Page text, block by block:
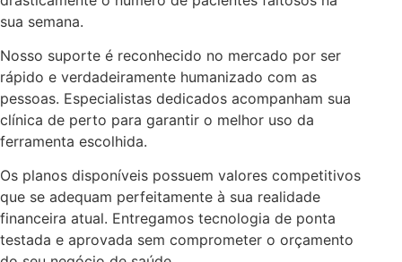
sua semana.
Nosso suporte é reconhecido no mercado por ser
rápido e verdadeiramente humanizado com as
pessoas. Especialistas dedicados acompanham sua
clínica de perto para garantir o melhor uso da
ferramenta escolhida.
Os planos disponíveis possuem valores competitivos
que se adequam perfeitamente à sua realidade
financeira atual. Entregamos tecnologia de ponta
testada e aprovada sem comprometer o orçamento